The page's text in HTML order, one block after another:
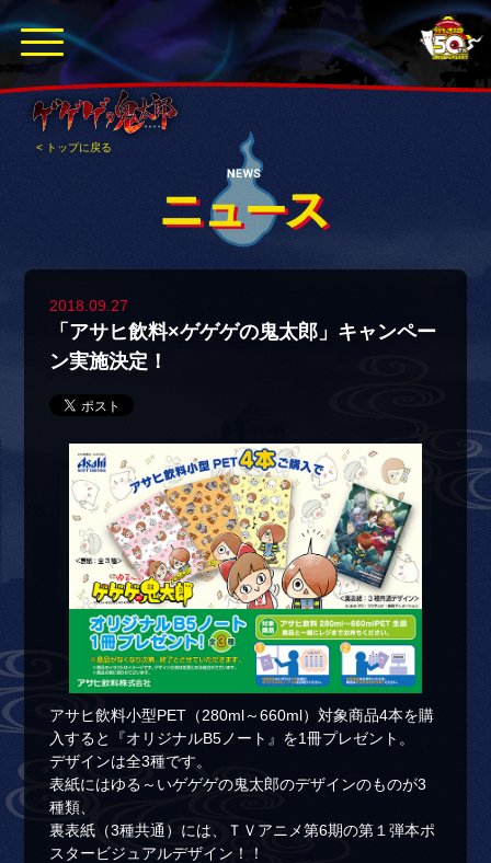
< トップに戻る
2018.09.27
「アサヒ飲料×ゲゲゲの鬼太郎」キャンペー
ン実施決定！
アサヒ飲料小型PET（280ml～660ml）対象商品4本を購
入すると『オリジナルB5ノート』を1冊プレゼント。
デザインは全3種です。
表紙にはゆる～いゲゲゲの鬼太郎のデザインのものが3
種類、
裏表紙（3種共通）には、ＴＶアニメ第6期の第１弾本ポ
スタービジュアルデザイン！！